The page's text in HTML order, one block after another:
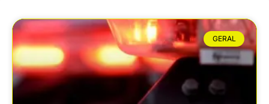
GERAL